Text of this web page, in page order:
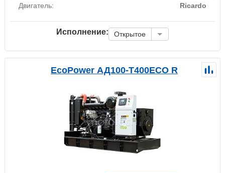
Двигатель:
Ricardo
Исполнение: Открытое
EcoPower АД100-T400ECO R